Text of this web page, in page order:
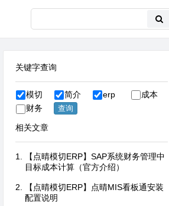
关键字查询
模切 简介 erp
成本
财务
相关文章
【点晴模切ERP】SAP系统财务管理中
目标成本计算（官方介绍）
【点晴模切ERP】点晴MIS看板通安装
配置说明